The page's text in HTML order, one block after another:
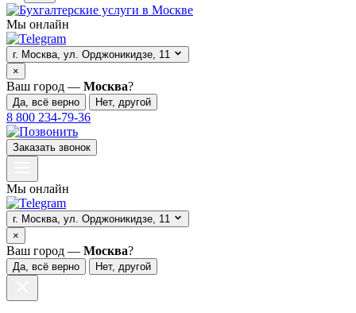
Мы онлайн
г. Москва, ул. Орджоникидзе, 11
×
Ваш город — Москва?
Да, всё верно Нет, другой
8 800 234-79-36
Заказать звонок
Мы онлайн
г. Москва, ул. Орджоникидзе, 11
×
Ваш город — Москва?
Да, всё верно Нет, другой